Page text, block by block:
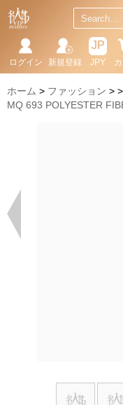
JP
JPY
新規登録
ログイン
ホーム ファッション
MQ 693 POLYESTER